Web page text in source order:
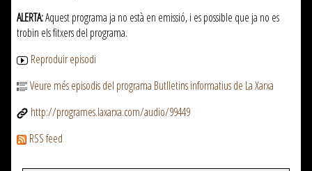
ALERTA:Aquest programa ja no està en emissió, i es possible que ja no es
trobin els fitxers del programa.
Reproduir episodi
Veure més episodis del programa Butlletins informatius de La Xarxa
http://programes.laxarxa.com/audio/99449
RSS feed